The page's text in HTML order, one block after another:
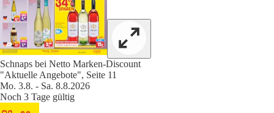
Schnaps bei Netto Marken-Discount
"Aktuelle Angebote", Seite 11
Mo. 3.8. - Sa. 8.8.2026
Noch 3 Tage gültig